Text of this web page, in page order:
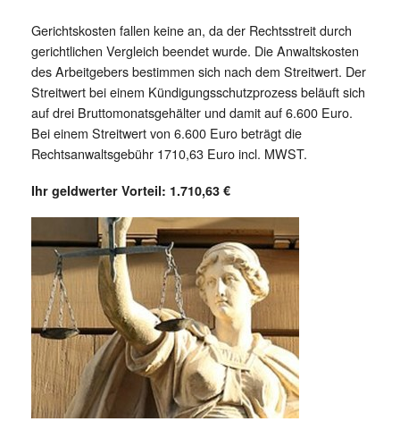
Gerichtskosten fallen keine an, da der Rechtsstreit durch
gerichtlichen Vergleich beendet wurde. Die Anwaltskosten
des Arbeitgebers bestimmen sich nach dem Streitwert. Der
Streitwert bei einem Kündigungsschutzprozess beläuft sich
auf drei Bruttomonatsgehälter und damit auf 6.600 Euro.
Bei einem Streitwert von 6.600 Euro beträgt die
Rechtsanwaltsgebühr 1710,63 Euro incl. MWST.
Ihr geldwerter Vorteil: 1.710,63 €